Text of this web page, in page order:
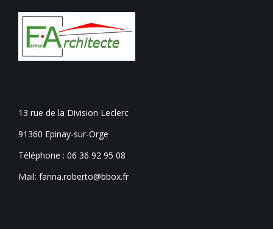
13 rue de la Division Leclerc
91360 Epinay-sur-Orge
Téléphone : 06 36 92 95 08
Mail: farina.roberto@bbox.fr